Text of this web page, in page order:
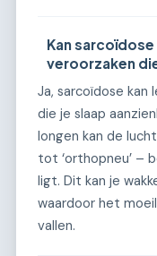
Kan
veroorzaken
Ja, sarcoïdose
die je slaap
longen kan de
tot ‘orthopneu’ –
ligt. Dit kan je
waardoor het
vallen.